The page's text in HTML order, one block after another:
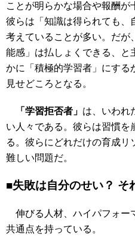
ことが明らかな場合や報酬が
彼らは「知識は得られても、
考えていることが多い。だが
能感」は払しょくできる、と
かに「積極的学習者」にする
見せどころとなる。
「学習拒否者」 は、いわれ
い人々である。彼らは習慣を
る。彼らにどれだけの育成リ
難しい問題だ。
■失敗は自分のせい？ そ
伸びる人材、ハイパフォー
共通点を持っている。